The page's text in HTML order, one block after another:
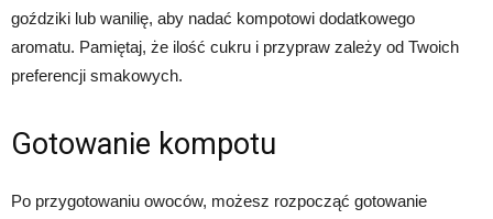
goździki lub wanilię, aby nadać kompotowi dodatkowego
aromatu. Pamiętaj, że ilość cukru i przypraw zależy od Twoich
preferencji smakowych.
Gotowanie kompotu
Po przygotowaniu owoców, możesz rozpocząć gotowanie